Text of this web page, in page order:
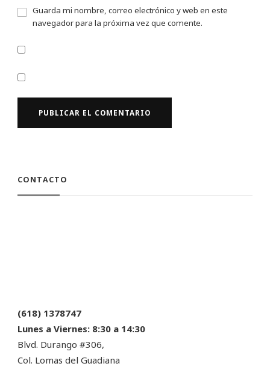
Guarda mi nombre, correo electrónico y web en este
navegador para la próxima vez que comente.
CONTACTO
(618) 1378747
Lunes a Viernes: 8:30 a 14:30
Blvd. Durango #306,
Col. Lomas del Guadiana